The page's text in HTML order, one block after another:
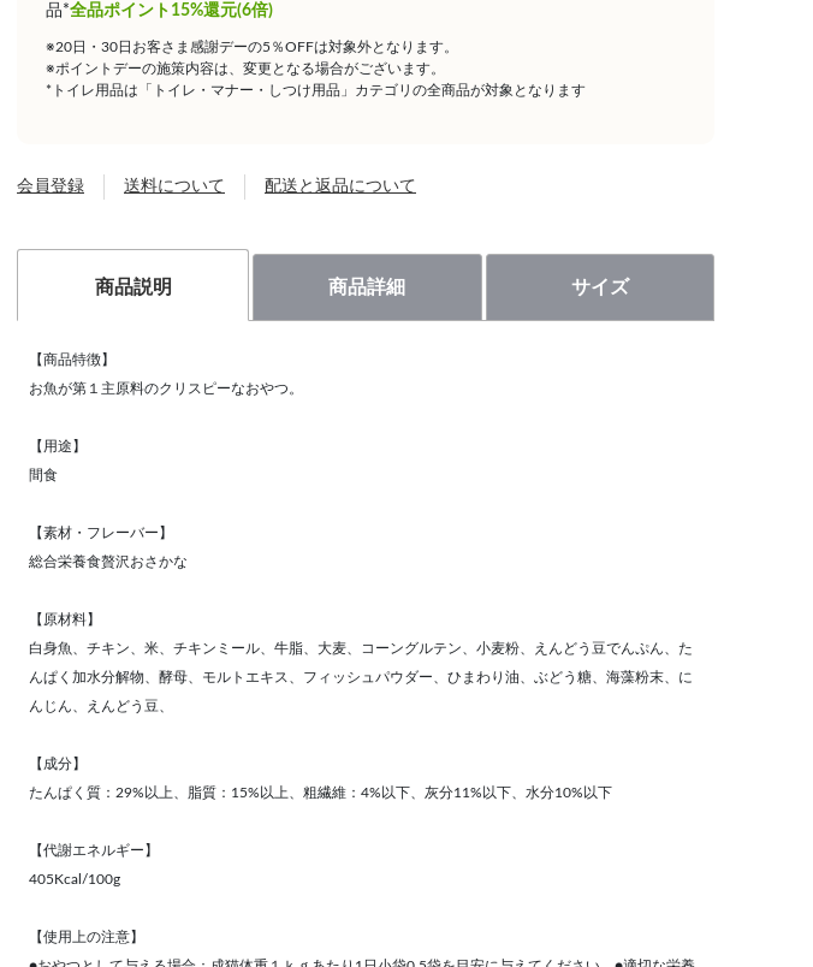
品*全品ポイント15%還元(6倍)
※20日・30日お客さま感謝デーの5％OFFは対象外となります。
※ポイントデーの施策内容は、変更となる場合がございます。
*トイレ用品は「トイレ・マナー・しつけ用品」カテゴリの全商品が対象となります
会員登録 送料について 配送と返品について
商品説明 商品詳細 サイズ
【商品特徴】
お魚が第１主原料のクリスピーなおやつ。
【用途】
間食
【素材・フレーバー】
総合栄養食贅沢おさかな
【原材料】
白身魚、チキン、米、チキンミール、牛脂、大麦、コーングルテン、小麦粉、えんどう豆でんぷん、た
んぱく加水分解物、酵母、モルトエキス、フィッシュパウダー、ひまわり油、ぶどう糖、海藻粉末、に
んじん、えんどう豆、
【成分】
たんぱく質：29%以上、脂質：15%以上、粗繊維：4%以下、灰分11%以下、水分10%以下
【代謝エネルギー】
405Kcal/100g
【使用上の注意】